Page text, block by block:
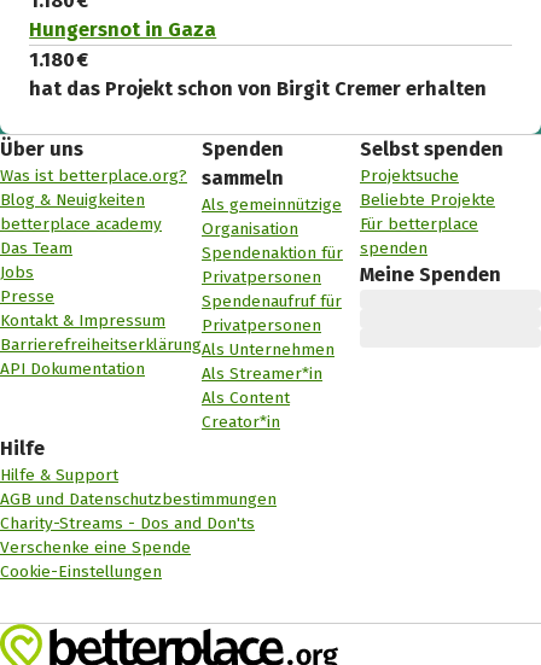
Hungersnot in Gaza
1.180 €
hat das Projekt schon von Birgit Cremer erhalten
Über uns
Was ist betterplace.org?
Blog & Neuigkeiten
betterplace academy
Das Team
Jobs
Presse
Kontakt & Impressum
Barrierefreiheitserklärung
API Dokumentation
Spenden
sammeln
Als gemeinnützige
Organisation
Spendenaktion für
Privatpersonen
Spendenaufruf für
Privatpersonen
Als Unternehmen
Als Streamer*in
Als Content
Creator*in
Selbst spenden
Projektsuche
Beliebte Projekte
Für betterplace
spenden
Meine Spenden
Hilfe
Hilfe & Support
AGB und Datenschutzbestimmungen
Charity-Streams - Dos and Don'ts
Verschenke eine Spende
Cookie-Einstellungen